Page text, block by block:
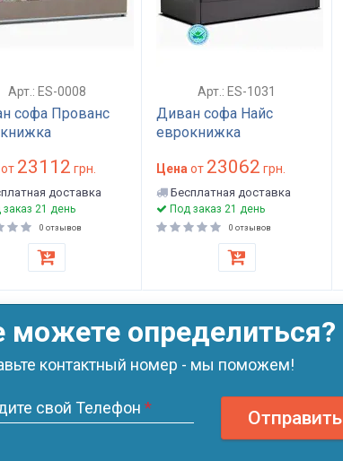
Арт.: ES-0008
софа Прованс
от 23112 грн.
доставка
заказ 21 день
0 отзывов
Арт.: ES-1031
Диван софа Найс
еврокнижка
Цена от 23062 грн.
Бесплатная доставка
Под заказ 21 день
0 отзывов
можете определиться?
контактный номер - мы поможем!
свой Телефон * Отправить